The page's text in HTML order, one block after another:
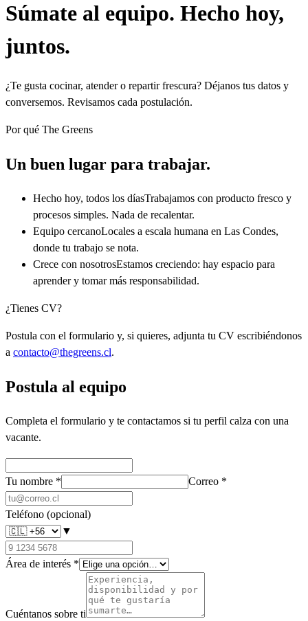
Súmate al equipo. Hecho hoy,
juntos.
¿Te gusta cocinar, atender o repartir frescura? Déjanos tus datos y
conversemos. Revisamos cada postulación.
Por qué The Greens
Un buen lugar para trabajar.
Hecho hoy, todos los díasTrabajamos con producto fresco y
procesos simples. Nada de recalentar.
Equipo cercanoLocales a escala humana en Las Condes,
donde tu trabajo se nota.
Crece con nosotrosEstamos creciendo: hay espacio para
aprender y tomar más responsabilidad.
¿Tienes CV?
Postula con el formulario y, si quieres, adjunta tu CV escribiéndonos
a contacto@thegreens.cl.
Postula al equipo
Completa el formulario y te contactamos si tu perfil calza con una
vacante.
Tu nombre * Correo *
Teléfono (opcional)
▼
Área de interés *
Cuéntanos sobre ti